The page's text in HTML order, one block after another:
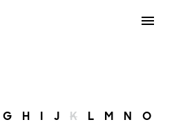
G H I J K L M N O